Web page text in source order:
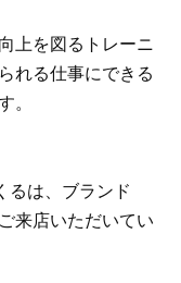
上を図るトレーニ
れる仕事にできる
。
るは、ブランド
来店いただいてい